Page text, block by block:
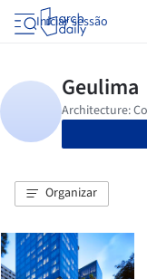
Iniciar sessão
Organizar